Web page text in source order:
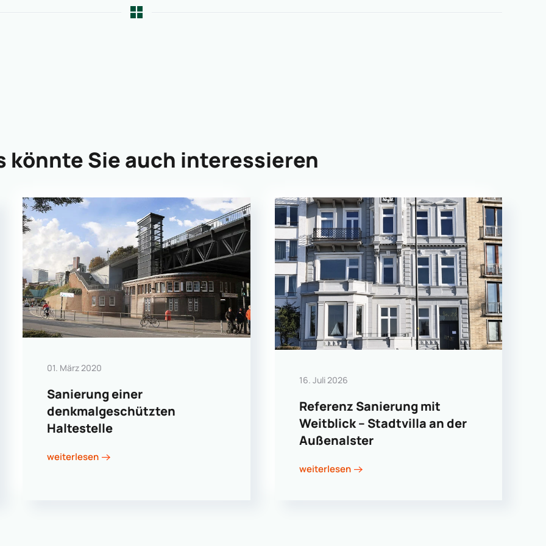
könnte Sie auch interessieren
01. März 2020
Sanierung einer
denkmalgeschützten
Haltestelle
weiterlesen
16. Juli 2026
Referenz Sanierung mit
Weitblick – Stadtvilla an der
Außenalster
weiterlesen